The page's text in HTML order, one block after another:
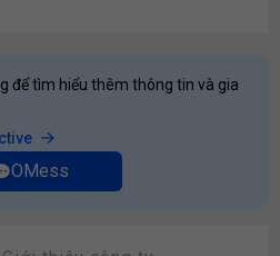
để tìm hiểu thêm thông tin và gia
OMess